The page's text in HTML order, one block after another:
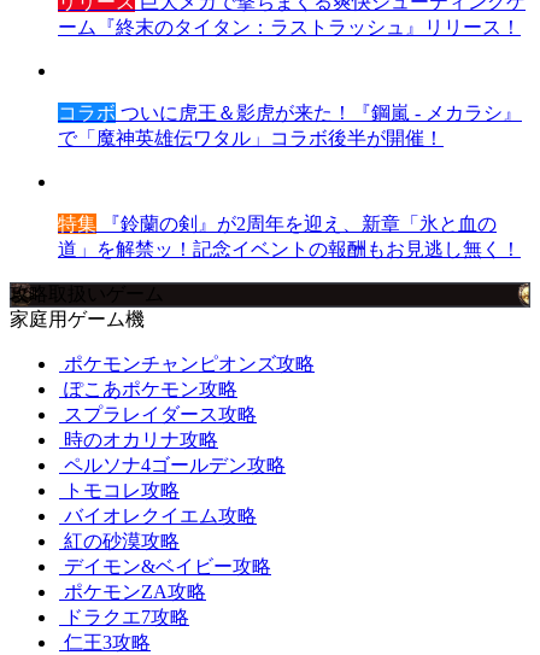
ーム『終末のタイタン：ラストラッシュ』リリース！
コラボ ついに虎王＆影虎が来た！『鋼嵐 - メカラシ』
で「魔神英雄伝ワタル」コラボ後半が開催！
特集 『鈴蘭の剣』が2周年を迎え、新章「氷と血の
道」を解禁ッ！記念イベントの報酬もお見逃し無く！
攻略取扱いゲーム
家庭用ゲーム機
ポケモンチャンピオンズ攻略
ぽこあポケモン攻略
スプラレイダース攻略
時のオカリナ攻略
ペルソナ4ゴールデン攻略
トモコレ攻略
バイオレクイエム攻略
紅の砂漠攻略
デイモン&ベイビー攻略
ポケモンZA攻略
ドラクエ7攻略
仁王3攻略